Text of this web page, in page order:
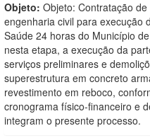
Objeto: Objeto: Contratação
engenharia civil para execução
Saúde 24 horas do Município
nesta etapa, a execução da
serviços preliminares e
superestrutura em concreto
revestimento em reboco,
cronograma físico-financeiro e
integram o presente processo.